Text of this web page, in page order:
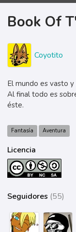
Book Of
Coyotito
El mundo es vasto
Al final todo es
éste.
Fantasía Aventura
Licencia
Seguidores (55)